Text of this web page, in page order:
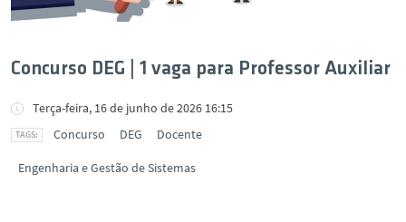
Concurso DEG | 1 vaga para Professor Auxiliar
Terça-feira, 16 de junho de 2026 16:15
Concurso
DEG Docente
Engenharia e Gestão de Sistemas